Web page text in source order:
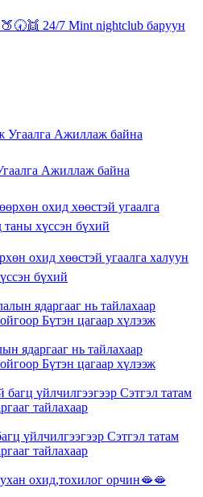
24/7 Mint nightclub баруун
Ажиллаж байна
охид хөөстэй угаалга халуун
бүхий
ядаргааг нь тайлахаар
Бүтэн цагаар хүлээж
үйлчилгээгээр Сэтгэл татам
тайлахаар